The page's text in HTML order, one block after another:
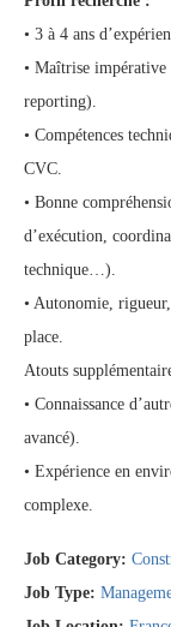
• 3 à 4 ans
• Maîtrise
reporting).
• Compétences
CVC.
• Bonne
d’exécution,
technique…).
• Autonomie,
place.
Atouts
• Connaissance
avancé).
• Expérience en
complexe.
Job Category:
Job Type: